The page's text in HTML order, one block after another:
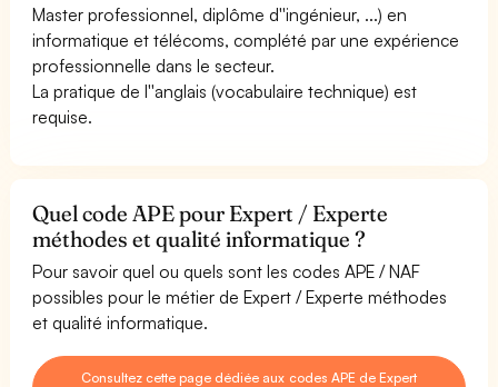
Master professionnel, diplôme d''ingénieur, ...) en
informatique et télécoms, complété par une expérience
professionnelle dans le secteur.
La pratique de l''anglais (vocabulaire technique) est
requise.
Quel code APE pour Expert / Experte
méthodes et qualité informatique ?
Pour savoir quel ou quels sont les codes APE / NAF
possibles pour le métier de Expert / Experte méthodes
et qualité informatique.
Consultez cette page dédiée aux codes APE de Expert